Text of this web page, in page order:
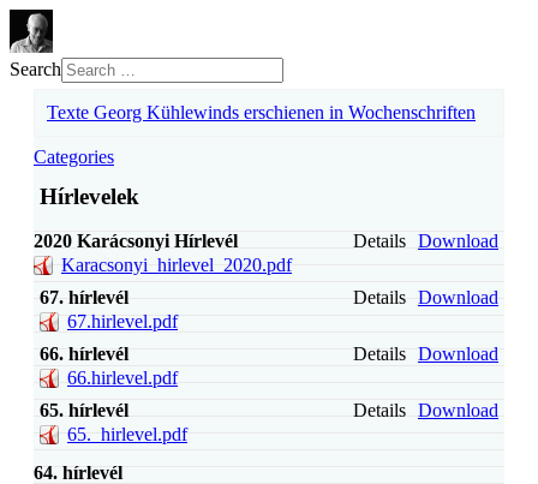
Search
Texte Georg Kühlewinds erschienen in Wochenschriften
Categories
Hírlevelek
2020 Karácsonyi Hírlevél
Karacsonyi_hirlevel_2020.pdf
Download
Details
67. hírlevél
67.hirlevel.pdf
Download
Details
66. hírlevél
66.hirlevel.pdf
Download
Details
65. hírlevél
65._hirlevel.pdf
Download
Details
64. hírlevél